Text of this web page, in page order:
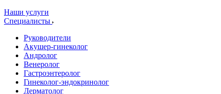
Наши услуги
Специалисты
Руководители
Акушер-гинеколог
Андролог
Венеролог
Гастроэнтеролог
Гинеколог-эндокринолог
Дерматолог